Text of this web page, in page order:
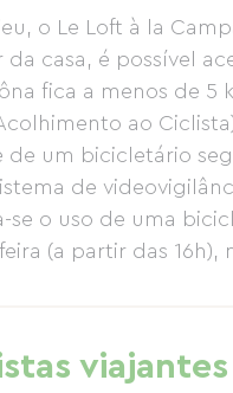
o Le Loft à la
casa, é possível
fica a menos de
ao
de um bicicletário
de
o uso de uma
(a partir das
viajantes